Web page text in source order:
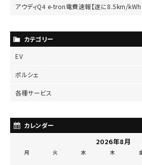
アウディQ4 e-tron電費速報【遂に8.5km/kWh
カテゴリー
EV
ポルシェ
各種サービス
カレンダー
2026年8月
月 火 水 木